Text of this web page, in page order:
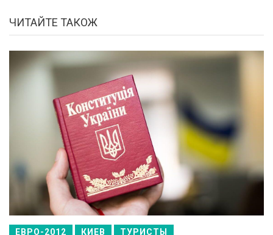
ЧИТАЙТЕ ТАКОЖ
ЕВРО-2012 КИЕВ ТУРИСТЫ